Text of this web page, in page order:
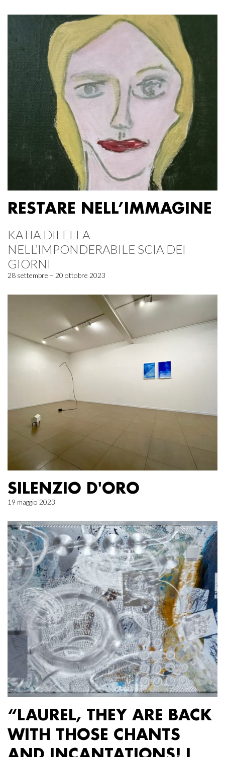
RESTARE NELL’IMMAGINE
KATIA DILELLA
NELL’IMPONDERABILE SCIA DEI
GIORNI
28 settembre – 20 ottobre 2023
SILENZIO D'ORO
19 maggio 2023
“LAUREL, THEY ARE BACK
WITH THOSE CHANTS